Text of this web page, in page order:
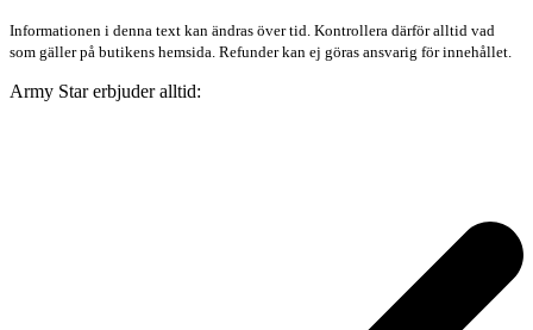
Informationen i denna text kan ändras över tid. Kontrollera därför alltid vad
som gäller på butikens hemsida. Refunder kan ej göras ansvarig för innehållet.
Army Star erbjuder alltid: